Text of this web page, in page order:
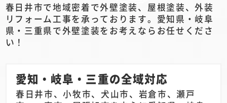
春日井市で地域密着で外壁塗装、屋根塗装、外装
リフォーム工事を承っております。愛知県・岐阜
県・三重県で外壁塗装をお考えならお任せくださ
い！
愛知・岐阜・三重の全域対応
春日井市、小牧市、犬山市、岩倉市、瀬戸